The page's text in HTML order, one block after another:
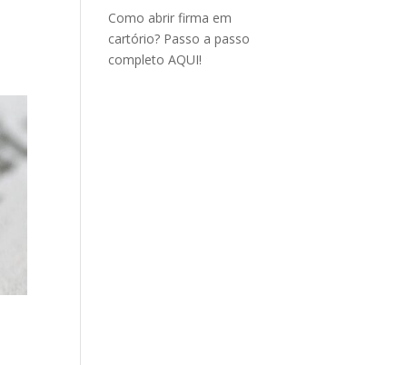
Como abrir firma em
cartório? Passo a passo
completo AQUI!